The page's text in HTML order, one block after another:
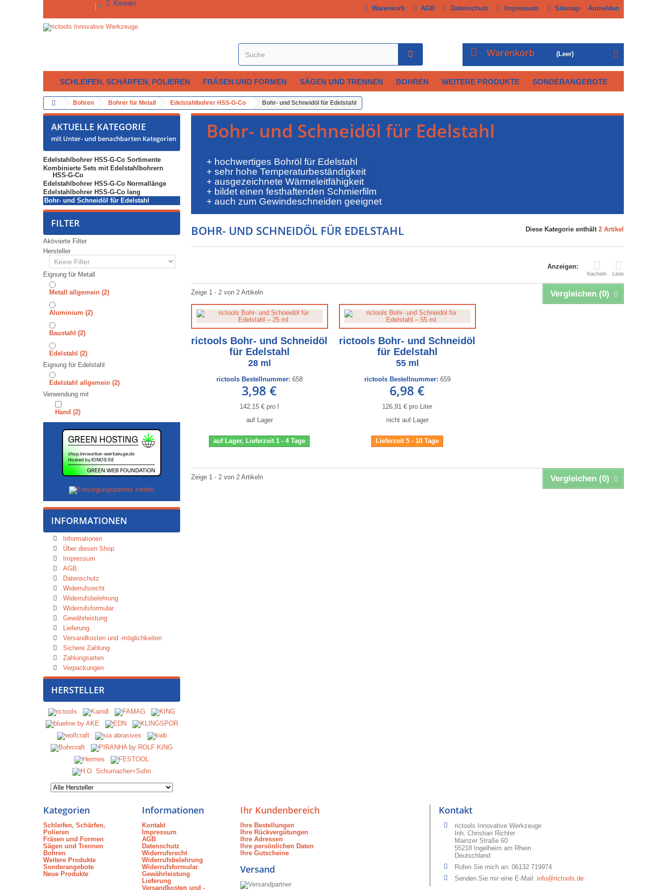
Anmelden
▼ Sitemap
Impressum
Datenschutz
AGB
Warenkorb
Kontakt
Warenkorb (Leer)
SCHLEIFEN, SCHÄRFEN, POLIEREN FRÄSEN UND FORMEN SÄGEN UND TRENNEN BOHREN WEITERE PRODUKTE SONDERANGEBOTE
Bohren Bohrer für Metall Edelstahlbohrer HSS-G-Co Bohr- und Schneidöl für Edelstahl
AKTUELLE KATEGORIE
mit Unter- und benachbarten Kategorien
Edelstahlbohrer HSS-G-Co Sortimente
Kombinierte Sets mit Edelstahlbohrern
HSS-G-Co
Edelstahlbohrer HSS-G-Co Normallänge
Edelstahlbohrer HSS-G-Co lang
Bohr- und Schneidöl für Edelstahl
FILTER
Aktivierte Filter
Hersteller
Eignung für Metall
Metall allgemein (2)
⁠⁠⁠Aluminium (2)
⁠⁠⁠⁠⁠⁠Baustahl (2)
⁠⁠⁠⁠⁠⁠⁠⁠Edelstahl (2)
Eignung für Edelstahl
Edelstahl allgemein (2)
Verwendung mit
Hand (2)
INFORMATIONEN
Informationen
Über diesen Shop
Impressum
AGB
Datenschutz
Widerrufsrecht
Widerrufsbelehrung
Widerrufsformular
Gewährleistung
Lieferung
Versandkosten und -möglichkeiten
Sichere Zahlung
Zahlungsarten
Verpackungen
HERSTELLER
Bohr- und Schneidöl für Edelstahl
+ hochwertiges Bohröl für Edelstahl
+ sehr hohe Temperaturbeständigkeit
+ ausgezeichnete Wärmeleitfähigkeit
+ bildet einen festhaftenden Schmierfilm
+ auch zum Gewindeschneiden geeignet
BOHR- UND SCHNEIDÖL FÜR EDELSTAHL Diese Kategorie enthält 2 Artikel
Anzeigen:
Kacheln Liste
Vergleichen (0)
Zeige 1 - 2 von 2 Artikeln
rictools Bohr- und Schneidöl
für Edelstahl
28 ml
rictools Bestellnummer: 658
3,98 €
142,15 € pro l
auf Lager
auf Lager, Lieferzeit 1 - 4 Tage
rictools Bohr- und Schneidöl
für Edelstahl
55 ml
rictools Bestellnummer: 659
6,98 €
126,91 € pro Liter
nicht auf Lager
Lieferzeit 5 - 10 Tage
Vergleichen (0)
Zeige 1 - 2 von 2 Artikeln
Kategorien
Schleifen, Schärfen,
Polieren
Fräsen und Formen
Sägen und Trennen
Bohren
Weitere Produkte
Sonderangebote
Neue Produkte
Informationen
Kontakt
Impressum
AGB
Datenschutz
Widerrufsrecht
Widerrufsbelehrung
Widerrufsformular
Gewährleistung
Lieferung
Versandkosten und -
Ihr Kundenbereich
Ihre Bestellungen
Ihre Rückvergütungen
Ihre Adressen
Ihre persönlichen Daten
Ihre Gutscheine
Versand
Kontakt
rictools Innovative Werkzeuge
Inh. Christian Richter
Mainzer Straße 60
55218 Ingelheim am Rhein
Deutschland
Rufen Sie mich an: 06132 719974
Senden Sie mir eine E-Mail: info@rictools.de